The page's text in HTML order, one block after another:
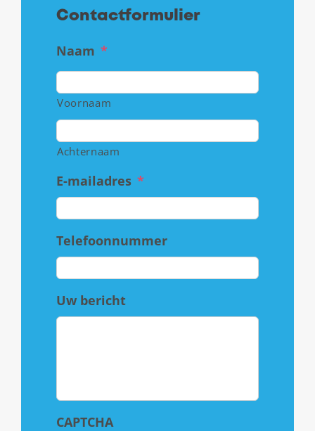
Contactformulier
Naam *
Voornaam
Achternaam
E-mailadres *
Telefoonnummer
Uw bericht
CAPTCHA